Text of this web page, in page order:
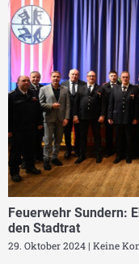
Feuerwehr Sundern:
den Stadtrat
29. Oktober 2024 Keine